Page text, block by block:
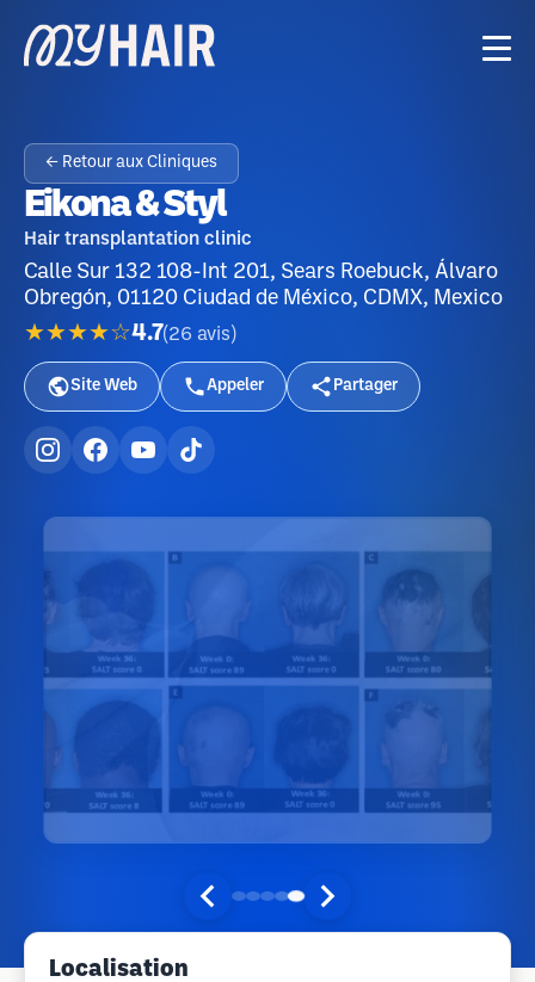
← Retour aux Cliniques
Eikona & Styl
Hair transplantation clinic
Calle Sur 132 108-Int 201, Sears Roebuck, Álvaro
Obregón, 01120 Ciudad de México, CDMX, Mexico
★★★★☆4.7(26 avis )
Site Web Appeler Partager
Localisation